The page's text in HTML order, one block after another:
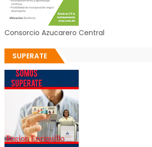
Consorcio Azucarero Central
SUPERATE